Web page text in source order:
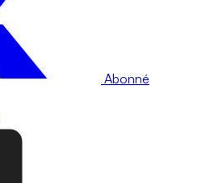
Abonné